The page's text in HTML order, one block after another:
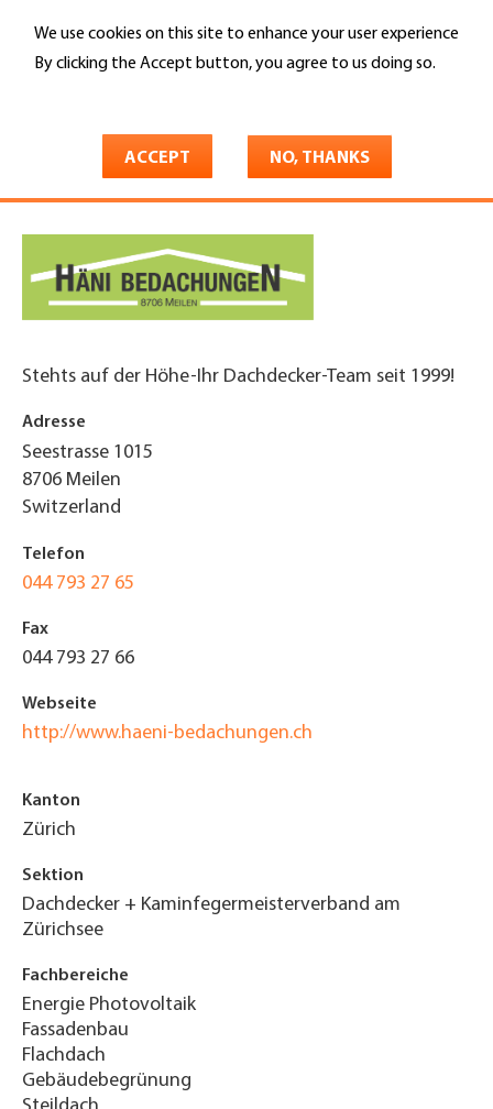
We use cookies on this site to enhance your user experience
By clicking the Accept button, you agree to us doing so.
ACCEPT NO, THANKS
main
Search
HÄNI BEDACHUNGEN GMBH
Stehts auf der Höhe-Ihr Dachdecker-Team seit 1999!
Adresse
Seestrasse 1015
8706 Meilen
Switzerland
Telefon
044 793 27 65
Fax
044 793 27 66
Webseite
http://www.haeni-bedachungen.ch
Kanton
Zürich
Sektion
Dachdecker + Kaminfegermeisterverband am
Zürichsee
Fachbereiche
Energie Photovoltaik
Fassadenbau
Flachdach
Gebäudebegrünung